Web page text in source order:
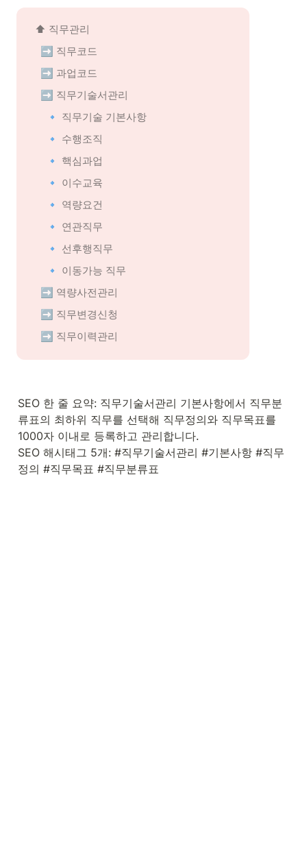
⬆️ 직무관리
➡️ 직무코드
➡️ 과업코드
➡️ 직무기술서관리
🔹 직무기술 기본사항
🔹 수행조직
🔹 핵심과업
🔹 이수교육
🔹 역량요건
🔹 연관직무
🔹 선후행직무
🔹 이동가능 직무
➡️ 역량사전관리
➡️ 직무변경신청
➡️ 직무이력관리
SEO 한 줄 요약: 직무기술서관리 기본사항에서 직무분
류표의 최하위 직무를 선택해 직무정의와 직무목표를
1000자 이내로 등록하고 관리합니다.
SEO 해시태그 5개: #직무기술서관리 #기본사항 #직무
정의 #직무목표 #직무분류표